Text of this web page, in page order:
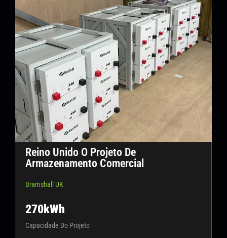
Reino Unido O Projeto De
Armazenamento Comercial
Bramshall UK
270kWh
Capacidade Do Projeto